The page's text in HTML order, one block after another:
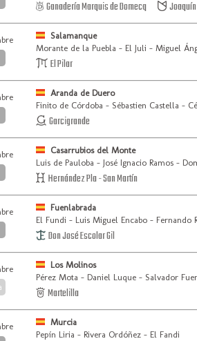
Ganadería Marquis de Domecq Joaquín
Salamanque
Morante de la Puebla - El Juli - Miguel
El Pilar
Aranda de Duero
Finito de Córdoba - Sébastien Castella -
Garcigrande
Casarrubios del Monte
Luis de Pauloba - José Ignacio Ramos -
Hernández Pla - San Martín
Fuenlabrada
El Fundi - Luis Miguel Encabo - Fernando
Don José Escolar Gil
Los Molinos
Pérez Mota - Daniel Luque - Salvador
Martelilla
Murcia
Pepín Liria - Rivera Ordóñez - El Fandi